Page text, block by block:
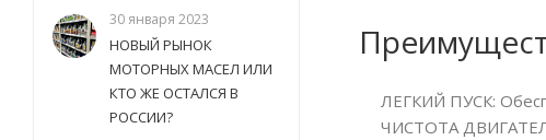
ЛЕГКИЙ ПУСК:
ЧИСТОТА
30 января 2023
НОВЫЙ РЫНОК
МОТОРНЫХ МАСЕЛ ИЛИ
КТО ЖЕ ОСТАЛСЯ В
РОССИИ?